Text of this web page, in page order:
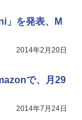
」を発表、M
2014年2月20日
で、月29
2014年7月24日